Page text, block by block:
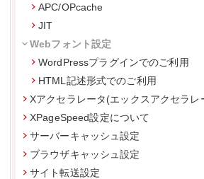
APC/OPcache
JIT
Webフォント設定
WordPressプラグインでのご利用
HTML記述形式でのご利用
Xアクセラレータ(エックスアクセラレ
XPageSpeed設定について
サーバーキャッシュ設定
ブラウザキャッシュ設定
サイト転送設定